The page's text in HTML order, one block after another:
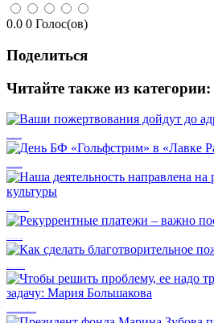
0.0 0 Голос(ов)
Поделиться
Читайте также из категории: